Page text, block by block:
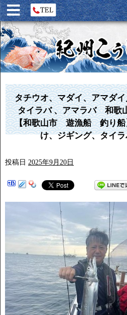
タチウオ、マダイ、アマダ
タイラバ 、アマラバ 和歌
【和歌山市 遊漁船 釣り船
け、ジギング、タイ
投稿日 2025年9月20日